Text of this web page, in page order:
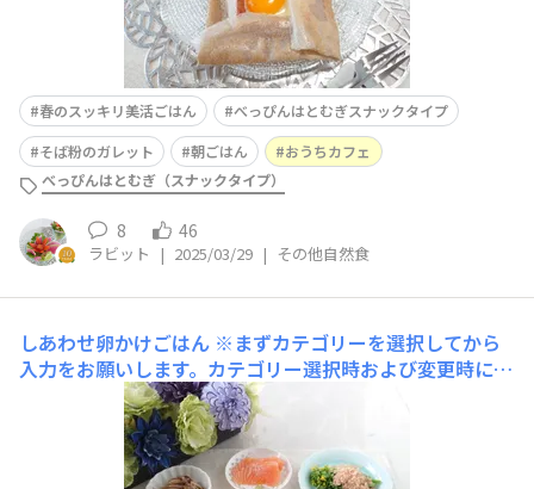
春のスッキリ美活ごはん
べっぴんはとむぎスナックタイプ
そば粉のガレット
朝ごはん
おうちカフェ
べっぴんはとむぎ（スナックタイプ）
8 46
ラビット | 2025/03/29 | その他自然食
しあわせ卵かけごはん ※まずカテゴリーを選択してから
入力をお願いします。カテゴリー選択時および変更時に入
力内容が消える場合がございます。 ■材料・分量・1人ぶ
ん・たまご １個・塩 1つまみ・三十雑穀ごはん（冷
凍） １膳分 ■作り方①ごはんは、600wで1分30秒レン
チンする。③たまごを黄身と白身に分け